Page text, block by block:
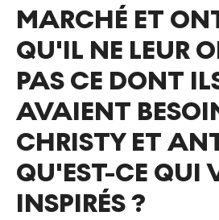
MARCHÉ ET
QU'IL NE LEUR
PAS CE DONT
AVAIENT
CHRISTY ET
QU'EST-CE QUI
INSPIRÉS ?